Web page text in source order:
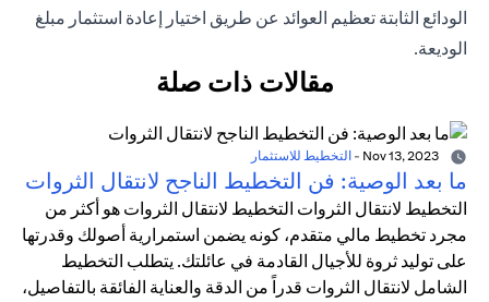
الودائع الثابتة تعظيم العوائد عن طريق اختيار إعادة استثمار مبلغ
الوديعة.
مقالات ذات صلة
- التخطيط للاستثمار
ما بعد الوصية: فن التخطيط الناجح لانتقال الثروات
التخطيط لانتقال الثروات التخطيط لانتقال الثروات هو أكثر من
مجرد تخطيط مالي متقدم، كونه يضمن استمرارية أصولك وقدرتها
على توليد ثروة للأجيال القادمة في عائلتك. يتطلب التخطيط
الشامل لانتقال الثروات قدراً من الدقة والعناية الفائقة بالتفاصيل،